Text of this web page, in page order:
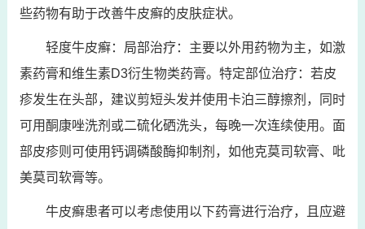
些药物有助于改善牛皮癣的皮肤症状。
轻度牛皮癣：局部治疗：主要以外用药物为主，如激
素药膏和维生素D3衍生物类药膏。特定部位治疗：若皮
疹发生在头部，建议剪短头发并使用卡泊三醇擦剂，同时
可用酮康唑洗剂或二硫化硒洗头，每晚一次连续使用。面
部皮疹则可使用钙调磷酸酶抑制剂，如他克莫司软膏、吡
美莫司软膏等。
牛皮癣患者可以考虑使用以下药膏进行治疗，且应避